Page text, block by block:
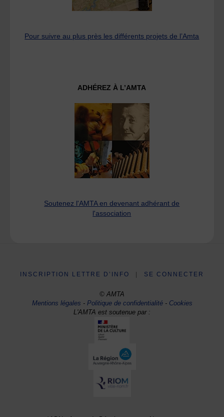
Pour suivre au plus près les différents projets de l’Amta
ADHÉREZ À L’AMTA
Soutenez l'AMTA en devenant adhérant de
l'association
INSCRIPTION LETTRE D’INFO SE CONNECTER
© AMTA
Mentions légales -Politique de confidentialité- Cookies
L'AMTA est soutenue par :